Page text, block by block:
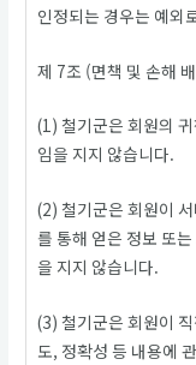
인정되는 경우는 예외
제 7조 (면책 및 손해
(1) 철기군은 회원의
임을 지지 않습니다.
(2) 철기군은 회원이
를 통해 얻은 정보 또
을 지지 않습니다.
(3) 철기군은 회원이
도, 정확성 등 내용에